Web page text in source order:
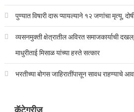
पुण्यात विषारी दारू प्यायल्याने १२ जणांचा मृत्यू,
व्यसनमुक्ती क्षेत्रातील अविरत समाजकार्याची
माधुरीताई मिसाळ यांच्या हस्ते सत्कार
भरतीच्या बोगस जाहिरातींपासून सावध राहण्याचे